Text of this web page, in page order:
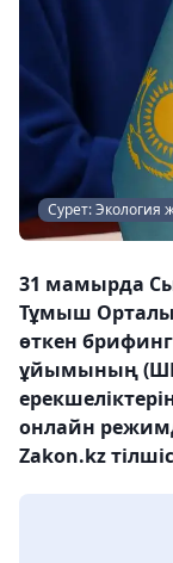
Сурет: Экология
31 мамырда
Тұмыш
өткен
ұйымының
онлайн
Zakon.kz